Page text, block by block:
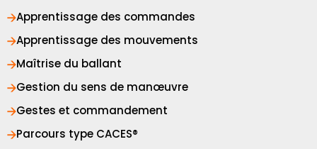
Apprentissage des commandes
Apprentissage des mouvements
Maîtrise du ballant
Gestion du sens de manœuvre
Gestes et commandement
Parcours type CACES®